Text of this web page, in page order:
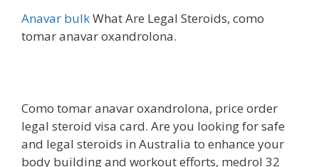
Anavar bulkWhat Are Legal Steroids, como
tomar anavar oxandrolona.
Como tomar anavar oxandrolona, price order
legal steroid visa card. Are you looking for safe
and legal steroids in Australia to enhance your
body building and workout efforts, medrol 32